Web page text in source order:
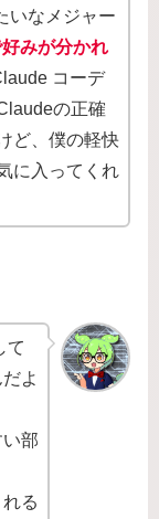
いなメジャー
みが分かれ
コーデ
の正確
ど、僕の軽快
に入ってくれ
て
よ
部
る